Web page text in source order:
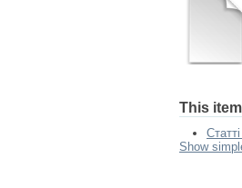
This
Show